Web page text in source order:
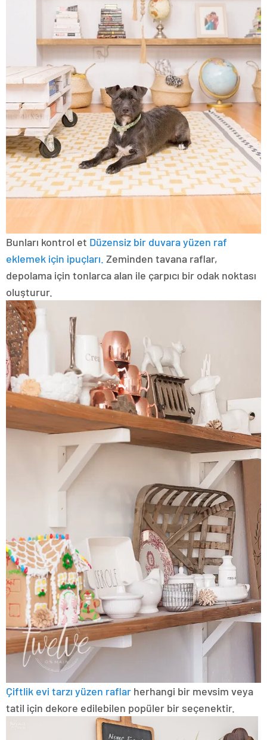
Bunları kontrol et Düzensiz bir duvara yüzen raf
eklemek için ipuçları. Zeminden tavana raflar,
depolama için tonlarca alan ile çarpıcı bir odak noktası
oluşturur.
Çiftlik evi tarzı yüzen raflar herhangi bir mevsim veya
tatil için dekore edilebilen popüler bir seçenektir.